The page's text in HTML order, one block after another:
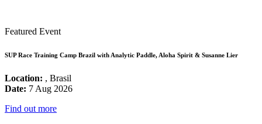
Featured Event
SUP Race Training Camp Brazil with Analytic Paddle, Aloha Spirit & Susanne Lier
Location: , Brasil
Date: 7 Aug 2026
Find out more